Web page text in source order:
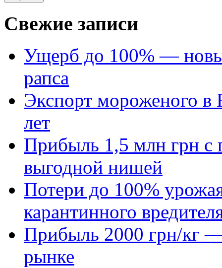
Свежие записи
Ущерб до 100% —
рапса
Экспорт мороженого в
лет
Прибыль 1,5 млн грн с
выгодной нишей
Потери до 100%
карантинного
Прибыль 2000 грн/кг —
рынке